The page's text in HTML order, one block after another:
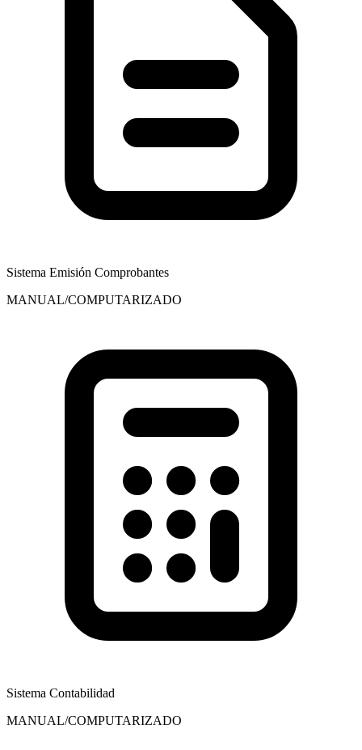
Sistema Emisión Comprobantes
MANUAL/COMPUTARIZADO
Sistema Contabilidad
MANUAL/COMPUTARIZADO